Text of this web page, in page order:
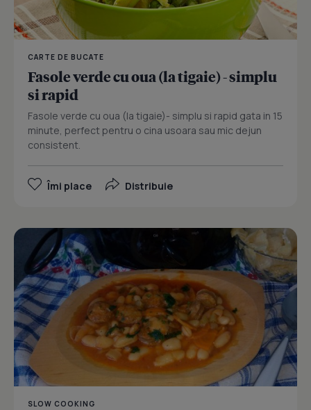
CARTE DE BUCATE
Fasole verde cu oua (la tigaie) - simplu
si rapid
Fasole verde cu oua (la tigaie)- simplu si rapid gata in 15
minute, perfect pentru o cina usoara sau mic dejun
consistent.
Îmi place Distribuie
SLOW COOKING